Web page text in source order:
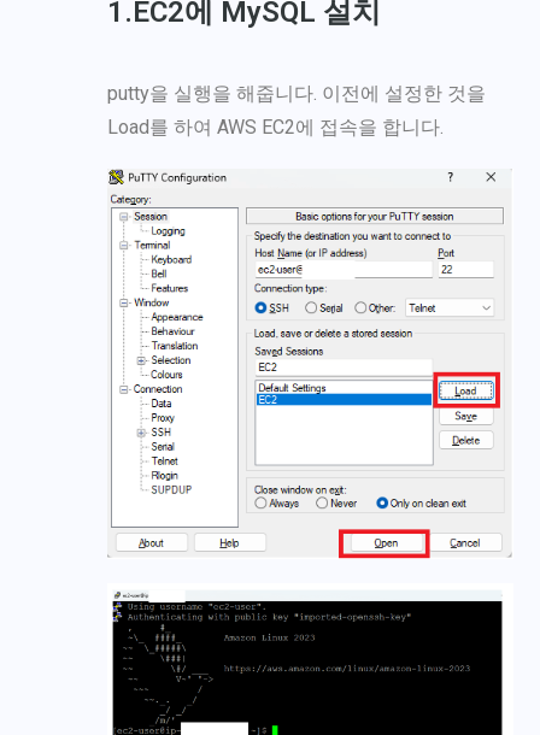
1.EC2에 MySQL 설치
putty을 실행을 해줍니다. 이전에 설정한 것을
Load를 하여 AWS EC2에 접속을 합니다.